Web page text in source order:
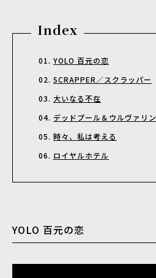
Index
YOLO 百元の恋
SCRAPPER／スクラッパー
大いなる不在
デッドプール＆ウルヴァリン
時々、私は考える
ロイヤルホテル
YOLO 百元の恋